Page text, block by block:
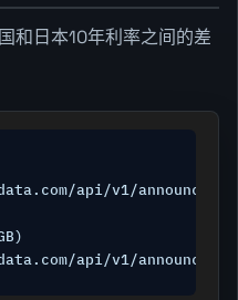
和日本10年利率之间的差
api/v1/
api/v1/